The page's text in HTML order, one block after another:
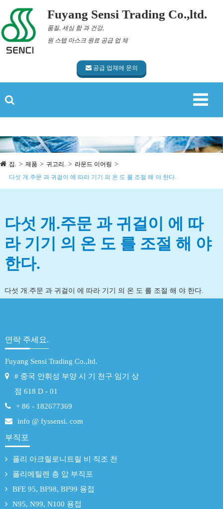
Fuyang Sensi Trading Co.,ltd.
품질, 세심 함 과 건강,
원 스텝 마스크 원료 공급 업 체
공급 업체에 문의
집. 제품 귀고리.
라운드 이어링
다섯 개.주문 과 귀걸이 에 따라 기기 의 온 도 를 조절 해 야 한다.
다섯 개.주문 과 귀걸이 에 따
라 기기 의 온 도 를 조절 해 야
한다.
다섯 개.주문 과 귀걸이 에 따라 기기 의 온 도 를 조절 해 야 한다.
연락 주세요.
Fuyang Sensi Trading Co.,ltd.
# 중국 안휘성 부양 시 기 천구 임기 상
점 618 D - 01
+ 86 - 182677369
info @ fyssensi. com
부직포
폴리 아크릴로니트릴 비 직조 천
폴리에틸렌 층 압 부직포
BFE 95, BF98, BF99 용접
N95, N99, N100 용접